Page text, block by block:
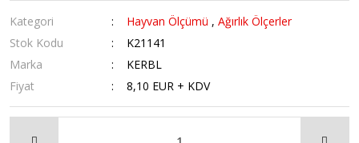
Kategori Hayvan Ölçümü ,Ağırlık Ölçerler
Stok Kodu
K21141
Marka
KERBL
Fiyat
8,10 EUR + KDV